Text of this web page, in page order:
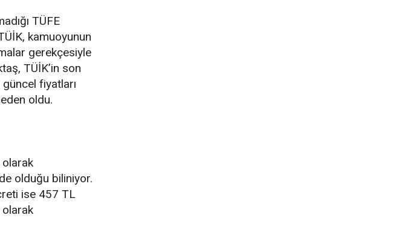
TÜFE
kamuoyunun
gerekçesiyle
TÜİK’in son
fiyatları
oldu.
olduğu biliniyor.
ise 457 TL
olarak